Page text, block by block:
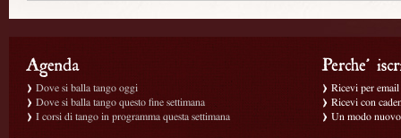
Dove si balla tango oggi
Dove si balla tango questo fine settimana
I corsi di tango in programma questa settimana
Ricevi per
Ricevi con
Un modo